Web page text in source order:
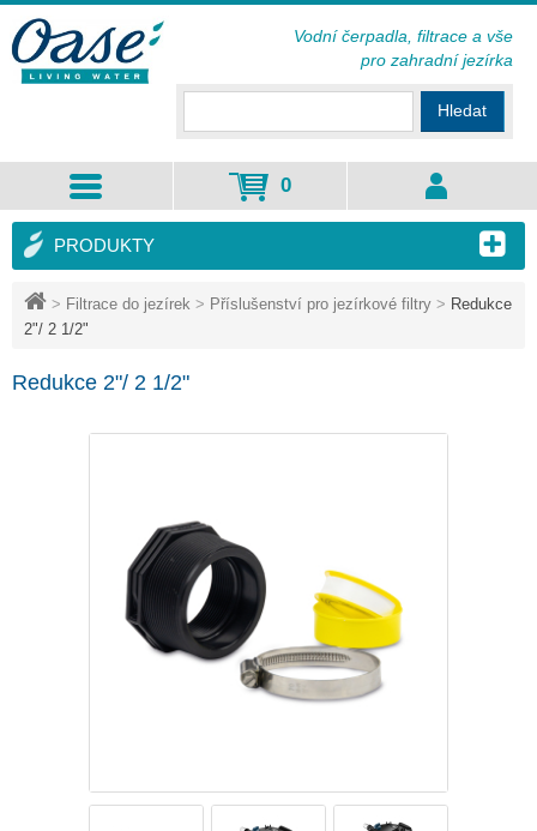
> Filtrace do jezírek > Příslušenství pro jezírkové filtry > Redukce
2"/ 2 1/2"
Redukce 2"/ 2 1/2"
PRODUKTY
Hledat
0
Vodní čerpadla, filtrace a vše
pro zahradní jezírka